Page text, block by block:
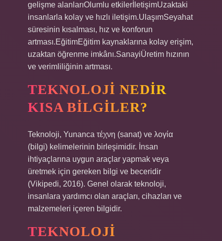
gelişme alanlarıOlumlu etkilerİletişimUzaktaki
insanlarla kolay ve hızlı iletişim.UlaşımSeyahat
süresinin kısalması, hız ve konforun
artması.EğitimEğitim kaynaklarına kolay erişim,
uzaktan öğrenme imkânı.SanayiÜretim hızının
ve verimliliğinin artması.
TEKNOLOJI NEDIR
KISA BILGILER?
Teknoloji, Yunanca τέχνη (sanat) ve λογία
(bilgi) kelimelerinin birleşimidir. İnsan
ihtiyaçlarına uygun araçlar yapmak veya
üretmek için gereken bilgi ve beceridir
(Vikipedi, 2016). Genel olarak teknoloji,
insanlara yardımcı olan araçları, cihazları ve
malzemeleri içeren bilgidir.
TEKNOLOJI